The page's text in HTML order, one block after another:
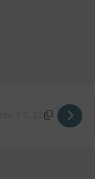
- alles ausser
Address - "Der Sturm -